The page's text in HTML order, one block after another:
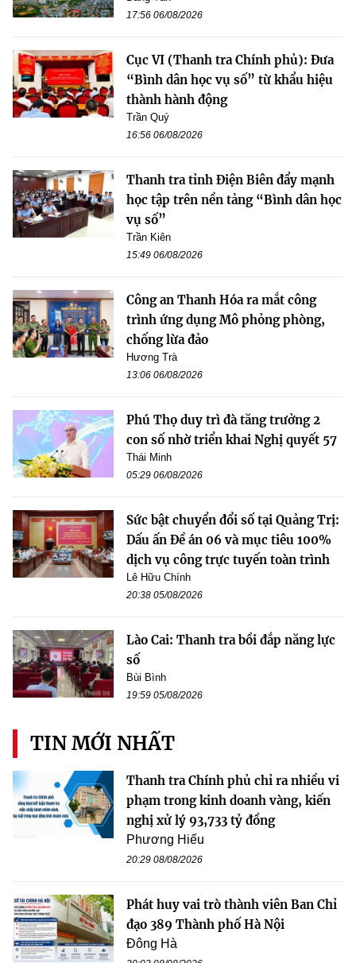
17:56 06/08/2026
Cục VI (Thanh tra Chính phủ): Đưa
“Bình dân học vụ số” từ khẩu hiệu
thành hành động
Trần Quý
16:56 06/08/2026
Thanh tra tỉnh Điện Biên đẩy mạnh
học tập trên nền tảng “Bình dân học
vụ số”
Trần Kiên
15:49 06/08/2026
Công an Thanh Hóa ra mắt công
trình ứng dụng Mô phỏng phòng,
chống lừa đảo
Hương Trà
13:06 06/08/2026
Phú Thọ duy trì đà tăng trưởng 2
con số nhờ triển khai Nghị quyết 57
Thái Minh
05:29 06/08/2026
Sức bật chuyển đổi số tại Quảng Trị:
Dấu ấn Đề án 06 và mục tiêu 100%
dịch vụ công trực tuyến toàn trình
Lê Hữu Chính
20:38 05/08/2026
Lào Cai: Thanh tra bồi đắp năng lực
số
Bùi Bình
19:59 05/08/2026
TIN MỚI NHẤT
Thanh tra Chính phủ chỉ ra nhiều vi
phạm trong kinh doanh vàng, kiến
nghị xử lý 93,733 tỷ đồng
Phương Hiếu
20:29 08/08/2026
Phát huy vai trò thành viên Ban Chỉ
đạo 389 Thành phố Hà Nội
Đông Hà